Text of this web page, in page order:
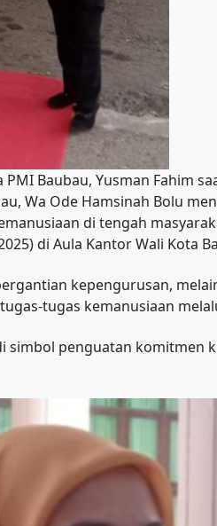
Baubau, Yusman Fahim
Wa Ode Hamsinah Bolu
di tengah
di Aula Kantor Wali Kota
kepengurusan,
tugas kemanusiaan
simbol penguatan komitmen